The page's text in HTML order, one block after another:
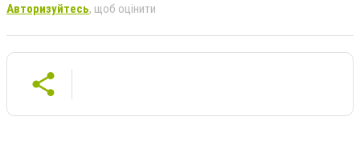
Авторизуйтесь, щоб оцінити